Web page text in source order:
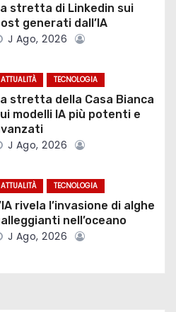
stretta di Linkedin sui
generati dall’IA
J Ago, 2026
ATTUALITÀ TECNOLOGIA
stretta della Casa Bianca
modelli IA più potenti e
J Ago, 2026
ATTUALITÀ TECNOLOGIA
rivela l’invasione di alghe
nell’oceano
J Ago, 2026